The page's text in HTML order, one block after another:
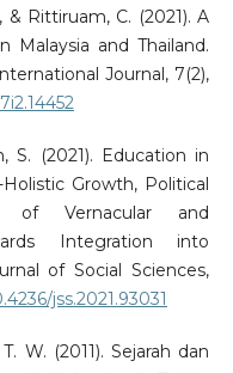
& Rittiruam, C. (2021). A
Malaysia and Thailand.
Journal, 7(2),
S. (2021). Education in
Growth, Political
of Vernacular and
Integration into
of Social Sciences,
jss.2021.93031
W. (2011). Sejarah dan